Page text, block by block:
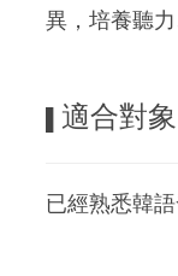
異，培養聽力
適合對象
已經熟悉韓